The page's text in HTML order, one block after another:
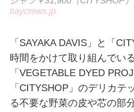
baycrews.jp
「SAYAKA DAVIS」と「
時間をかけて取り組んでい
「VEGETABLE DYED
「CITYSHOP」のデリカテ
る不要な野菜の皮や芯の部